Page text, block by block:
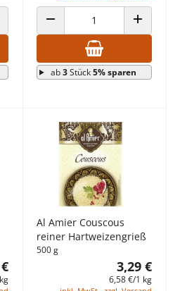
ERHÖHENANZAHL VERRINGERN ANZAHL
ab3Stück5% sparen
Al Amier Couscous
reiner Hartweizengrieß
500 g
3,29 €
6,58 €/1 kg